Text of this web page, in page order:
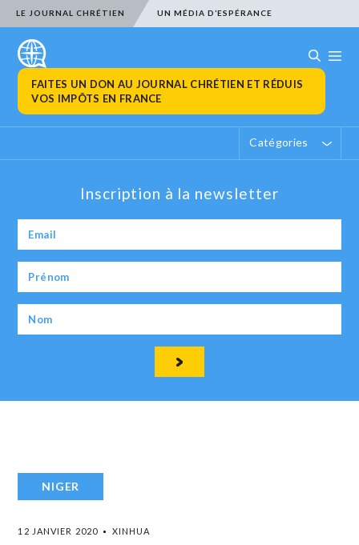
LE JOURNAL CHRÉTIEN UN MÉDIA D’ESPÉRANCE
FAITES UN DON AU JOURNAL CHRÉTIEN ET RÉDUIS
VOS IMPÔTS EN FRANCE
Catégories
Inscription à la newsletter
NIGER
12 JANVIER 2020 XINHUA